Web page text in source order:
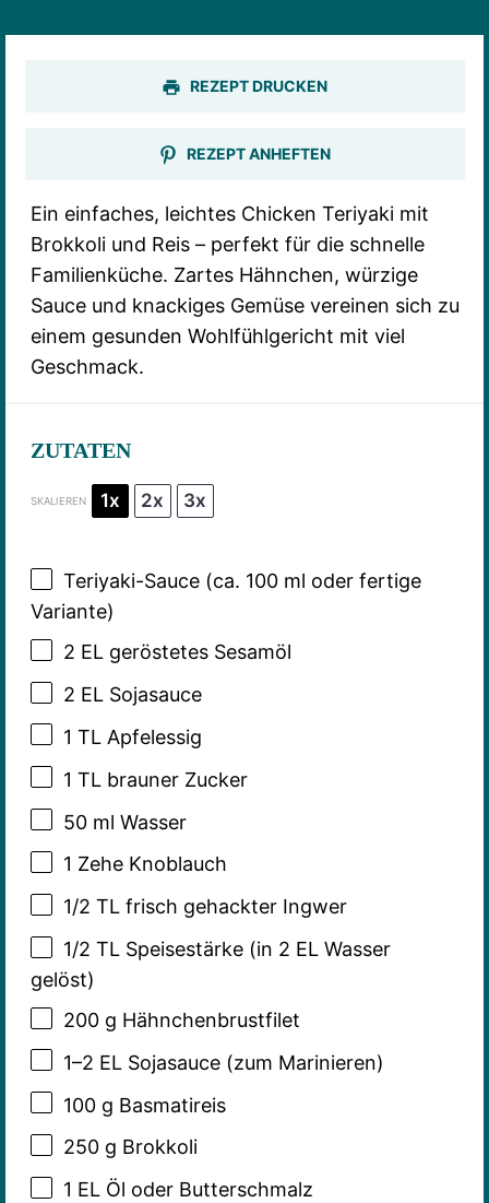
REZEPT DRUCKEN
REZEPT ANHEFTEN
Ein einfaches, leichtes Chicken Teriyaki mit
Brokkoli und Reis – perfekt für die schnelle
Familienküche. Zartes Hähnchen, würzige
Sauce und knackiges Gemüse vereinen sich zu
einem gesunden Wohlfühlgericht mit viel
Geschmack.
ZUTATEN
SKALIEREN 1x 2x 3x
Teriyaki-Sauce (ca. 100 ml oder fertige
Variante)
2 EL geröstetes Sesamöl
2 EL Sojasauce
1 TL Apfelessig
1 TL brauner Zucker
50ml Wasser
1 Zehe Knoblauch
1/2 TL frisch gehackter Ingwer
1/2 TL Speisestärke (in 2 EL Wasser
gelöst)
200 g Hähnchenbrustfilet
1–2 EL Sojasauce (zum Marinieren)
100 g Basmatireis
250 g Brokkoli
1 EL Öl oder Butterschmalz